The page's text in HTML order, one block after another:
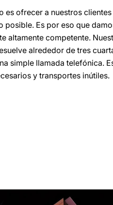
es ofrecer a nuestros
posible. Es por eso que
altamente competente.
alrededor de tres
simple llamada telefónica.
y transportes inútiles.